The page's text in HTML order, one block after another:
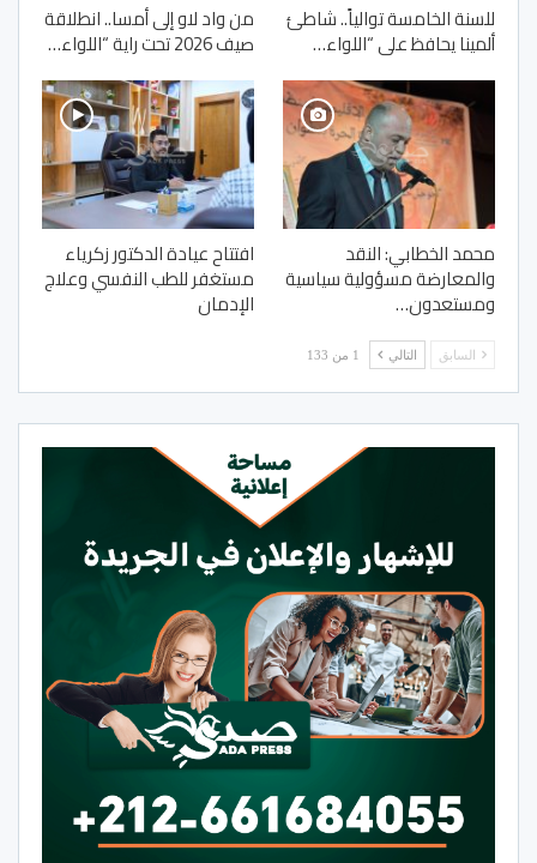
للسنة الخامسة توالياً.. شاطئ
ألمينا يحافظ على “اللواء…
من واد لاو إلى أمسا.. انطلاقة
صيف 2026 تحت راية “اللواء…
محمد الخطابي: النقد
والمعارضة مسؤولية سياسية
ومستعدون…
افتتاح عيادة الدكتور زكرياء
مستغفر للطب النفسي وعلاج
الإدمان
السابق التالي 1 من 133